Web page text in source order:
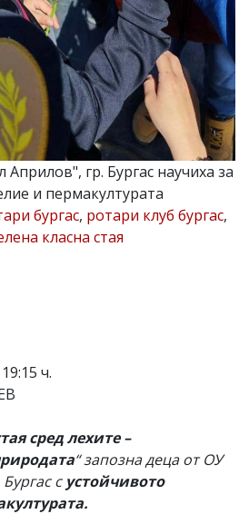
гр. Бургас научиха за
и пермакултурата
бургас, ротари клуб бургас,
класна стая
ч.
сред лехите –
“ запозна деца от ОУ
с устойчивото